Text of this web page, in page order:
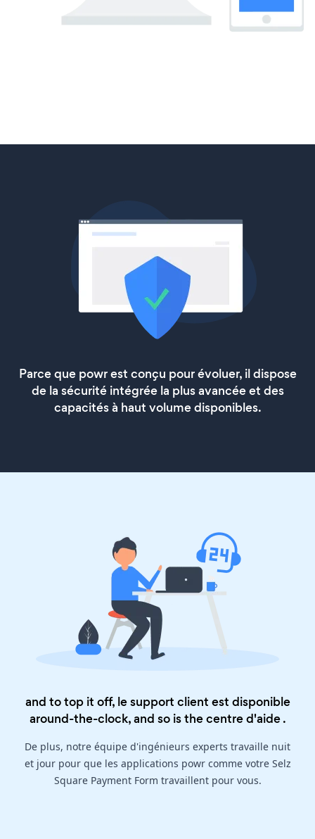
Parce que powr est conçu pour évoluer, il dispose
de la sécurité intégrée la plus avancée et des
capacités à haut volume disponibles.
and to top it off, le support client est disponible
around-the-clock, and so is thecentre d'aide.
De plus, notre équipe d'ingénieurs experts travaille nuit
et jour pour que les applications powr comme votre Selz
Square Payment Form travaillent pour vous.